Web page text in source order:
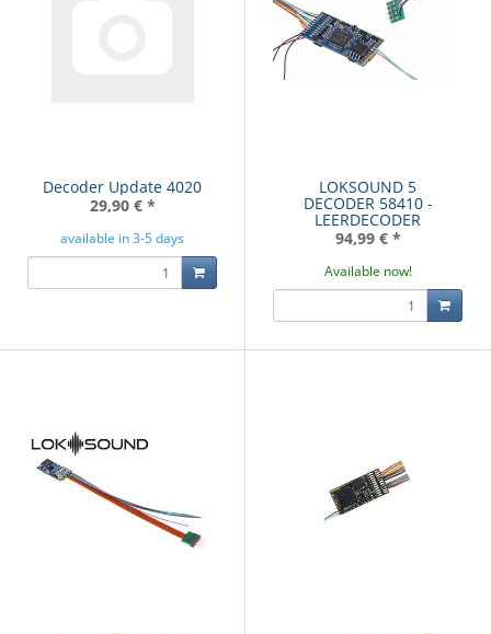
Decoder Update 4020
29,90 € *
available in 3-5 days
LOKSOUND 5
DECODER 58410 -
LEERDECODER
94,99 € *
Available now!